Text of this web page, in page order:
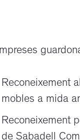
Reconeixement
mobles a mida
Reconeixement
de Sabadell